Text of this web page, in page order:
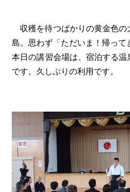
収穫を待つばかりの黄金色
島。思わず「ただいま！帰って
本日の講習会場は、宿泊する
です。久しぶりの利用です。